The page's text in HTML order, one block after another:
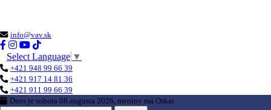
info@vav.sk
Select Language ▼
+421 948 99 66 39
+421 917 14 81 36
+421 911 99 66 39
Dnes je sobota 08.augusta 2026, meniny má Oskar